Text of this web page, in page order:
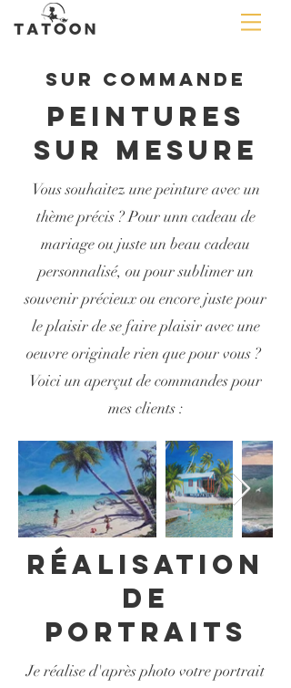
sur commande
Peintures
sur mesure
Vous souhaitez une peinture avec un
thème précis ? Pour unn cadeau de
mariage ou juste un beau cadeau
personnalisé, ou pour sublimer un
souvenir précieux ou encore juste pour
le plaisir de se faire plaisir avec une
oeuvre originale rien que pour vous ?
Voici un aperçut de commandes pour
mes clients :
Réalisation
de
portraits
Je réalise d'après photo votre portrait